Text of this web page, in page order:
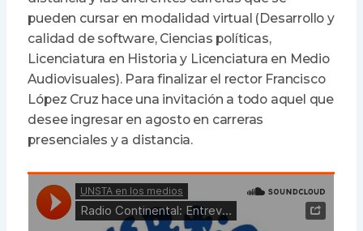
pueden cursar en modalidad virtual (Desarrollo y
calidad de software, Ciencias políticas,
Licenciatura en Historia y Licenciatura en Medio
Audiovisuales). Para finalizar el rector Francisco
López Cruz hace una invitación a todo aquel que
desee ingresar en agosto en carreras
presenciales y a distancia.